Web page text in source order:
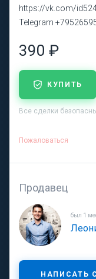
https://vk.com/
Telegram
390 ₽
КУПИТЬ
Все сделки
Пожаловаться
Продавец
был 1
НАПИСАТЬ